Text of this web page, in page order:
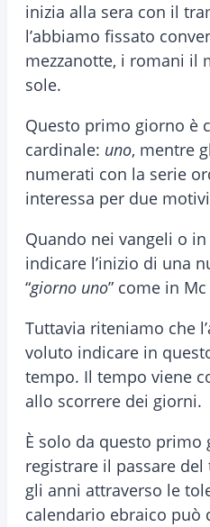
inizia alla sera con il
l’abbiamo fissato
mezzanotte, i romani il
sole.
Questo primo giorno è
cardinale: uno, mentre
numerati con la serie
interessa per due
Quando nei vangeli o
indicare l’inizio di una
“giorno uno” come in
Tuttavia riteniamo che
voluto indicare in
tempo. Il tempo viene
allo scorrere dei giorni.
È solo da questo primo
registrare il passare
gli anni attraverso le
calendario ebraico può